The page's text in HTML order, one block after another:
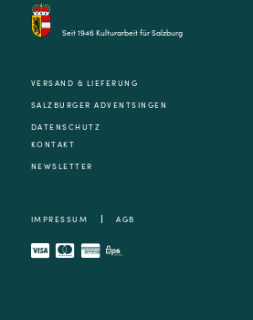
Seit 1946 Kulturarbeit für Salzburg
VERSAND & LIEFERUNG
SALZBURGER ADVENTSINGEN
DATENSCHUTZ
KONTAKT
NEWSLETTER
IMPRESSUM AGB